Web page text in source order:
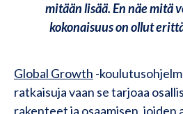
mitään lisää. En näe mitä
kokonaisuus on ollut
Global Growth -
ratkaisuja vaan se tarjoaa
rakenteet ja osaamisen, joiden